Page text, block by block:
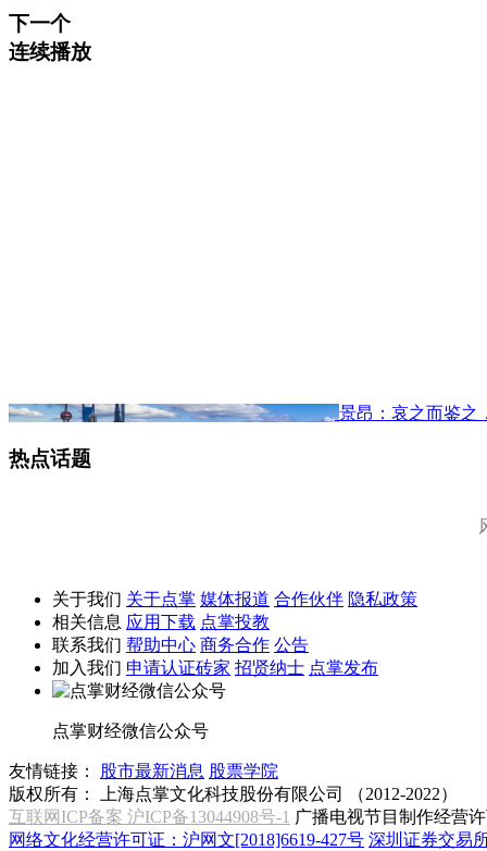
下一个
连续播放
景昂：哀之而鉴之
热点话题
关于我们 关于点掌 媒体报道 合作伙伴 隐私政策
相关信息 应用下载 点掌投教
联系我们 帮助中心 商务合作 公告
加入我们 申请认证砖家 招贤纳士 点掌发布
点掌财经微信公众号
友情链接： 股市最新消息 股票学院
版权所有：
上海点掌文化科技股份有限公司 （2012-2022）
互联网ICP备案 沪ICP备13044908号-1 广播电视节目制作经营
网络文化经营许可证：沪网文[2018]6619-427号 深圳证券交易